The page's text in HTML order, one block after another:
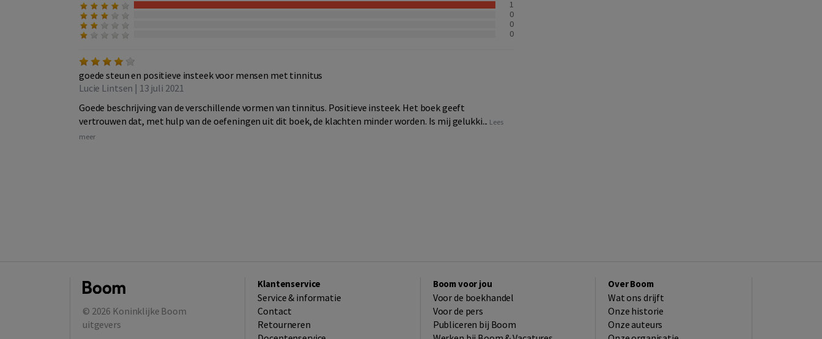
1
0
0
0
goede steun en positieve insteek voor mensen met tinnitus
Lucie Lintsen | 13 juli 2021
Goede beschrijving van de verschillende vormen van tinnitus. Positieve insteek. Het boek geeft
vertrouwen dat, met hulp van de oefeningen uit dit boek, de klachten minder worden. Is mij gelukki... Lees
meer
© 2026 Koninklijke Boom
uitgevers
Klantenservice
Service & informatie
Contact
Retourneren
Boom voor jou
Voor de boekhandel
Voor de pers
Publiceren bij Boom
Over Boom
Wat ons drijft
Onze historie
Onze auteurs